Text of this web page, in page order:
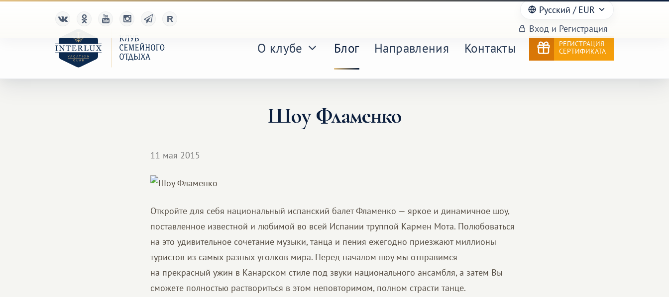
Русский / EUR
Вход и Регистрация
О клубе Блог Направления Контакты
РЕГИСТРАЦИЯ
СЕРТИФИКАТА
Шоу Фламенко
11 мая 2015
Откройте для себя национальный испанский балет Фламенко — яркое и динамичное шоу,
поставленное известной и любимой во всей Испании труппой Кармен Мота. Полюбоваться
на это удивительное сочетание музыки, танца и пения ежегодно приезжают миллионы
туристов из самых разных уголков мира. Перед началом шоу мы отправимся
на прекрасный ужин в Канарском стиле под звуки национального ансамбля, а затем Вы
сможете полностью раствориться в этом неповторимом, полном страсти танце.